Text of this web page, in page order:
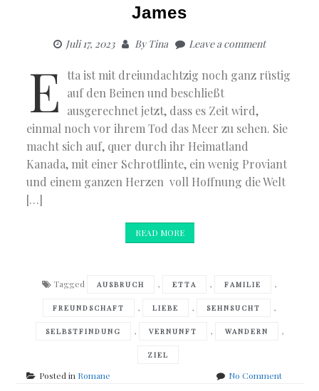
James
Juli 17, 2023 ByTina Leave a comment
E
tta ist mit dreiundachtzig noch ganz rüstig
auf den Beinen und beschließt
ausgerechnet jetzt, dass es Zeit wird,
einmal noch vor ihrem Tod das Meer zu sehen. Sie
macht sich auf, quer durch ihr Heimatland
Kanada, mit einer Schrotflinte, ein wenig Proviant
und einem ganzen Herzen voll Hoffnung die Welt
[…]
READ MORE
Tagged AUSBRUCH , ETTA , FAMILIE ,
FREUNDSCHAFT , LIEBE , SEHNSUCHT ,
SELBSTFINDUNG , VERNUNFT , WANDERN ,
ZIEL
Posted in Romane No Commenton